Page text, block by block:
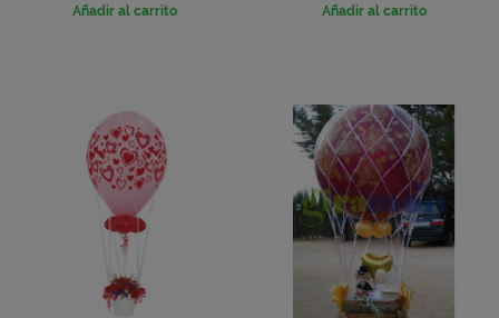
Añadir al carrito Añadir al carrito